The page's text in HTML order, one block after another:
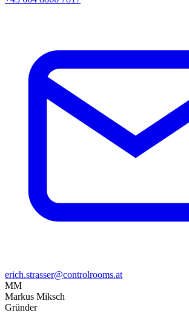
erich.strasser@controlrooms.at
MM
Markus Miksch
Gründer